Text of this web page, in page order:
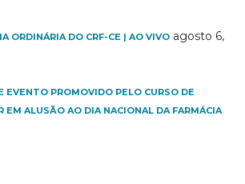
ORDINÁRIA DO CRF-CE | AO VIVO agosto 6,
EVENTO PROMOVIDO PELO CURSO DE
EM ALUSÃO AO DIA NACIONAL DA FARMÁCIA